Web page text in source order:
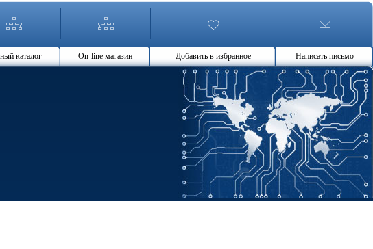
каталог On-line магазин Добавить в избранное Написать письмо